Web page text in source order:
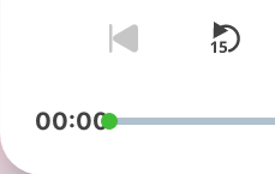
00:00